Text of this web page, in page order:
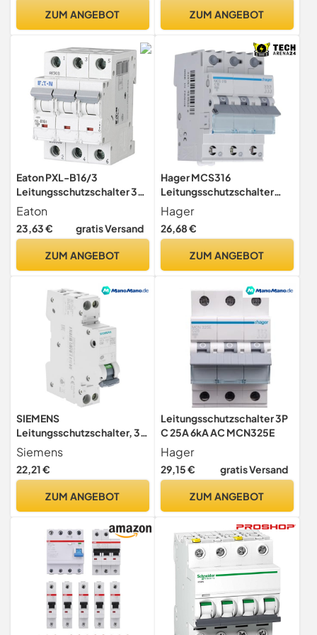
ZUM ANGEBOT ZUM ANGEBOT
Eaton PXL-B16/3
Leitungsschutzschalter 3-
polig 16A LS-Schalter B-
Charakteristik (236388)
Eaton
23,63 € gratis Versand
ZUM ANGEBOT
Hager MCS316
Leitungsschutzschalter
3phasig 16A 230 V, 400V,
Kunststoff, grau
Hager
26,68 €
ZUM ANGEBOT
SIEMENS
Leitungsschutzschalter, 32
A, Ph+N, Kurve C, 4,5 kA,
230 V
Siemens
22,21 €
ZUM ANGEBOT
Leitungsschutzschalter 3P
C 25A 6kA AC MCN325E
Hager
29,15 € gratis Versand
ZUM ANGEBOT